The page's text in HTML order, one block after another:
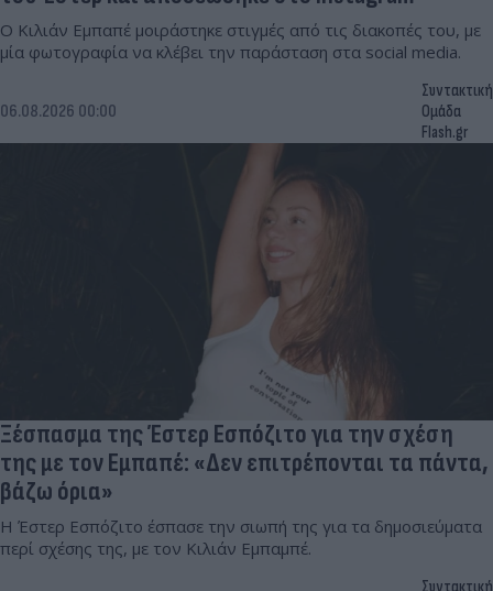
Ο Κιλιάν Εμπαπέ μοιράστηκε στιγμές από τις διακοπές του, με
μία φωτογραφία να κλέβει την παράσταση στα social media.
06.08.2026 00:00
Συντακτική
Ομάδα
Flash.gr
Ξέσπασμα της Έστερ Εσπόζιτο για την σχέση
της με τον Εμπαπέ: «Δεν επιτρέπονται τα πάντα,
βάζω όρια»
Η Έστερ Εσπόζιτο έσπασε την σιωπή της για τα δημοσιεύματα
περί σχέσης της, με τον Κιλιάν Εμπαμπέ.